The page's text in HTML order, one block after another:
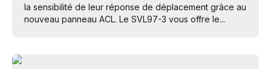
la sensibilité de leur réponse de déplacement grâce au
nouveau panneau ACL. Le SVL97-3 vous offre le...